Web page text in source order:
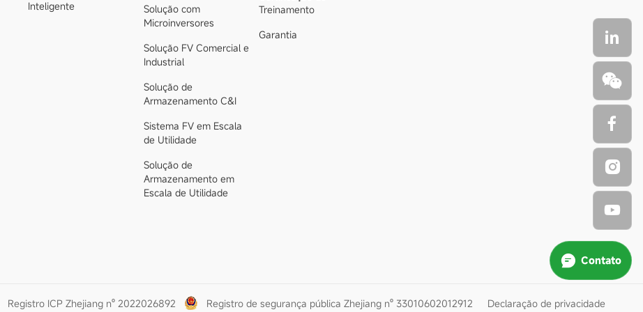
Inteligente
Solução com
Microinversores
Solução FV Comercial e
Industrial
Solução de
Armazenamento C&I
Sistema FV em Escala
de Utilidade
Solução de
Armazenamento em
Escala de Utilidade
Treinamento
Garantia
Contato
Registro ICP Zhejiang nº 2022026892 Registro de segurança pública Zhejiang nº 33010602012912 Declaração de privacidade